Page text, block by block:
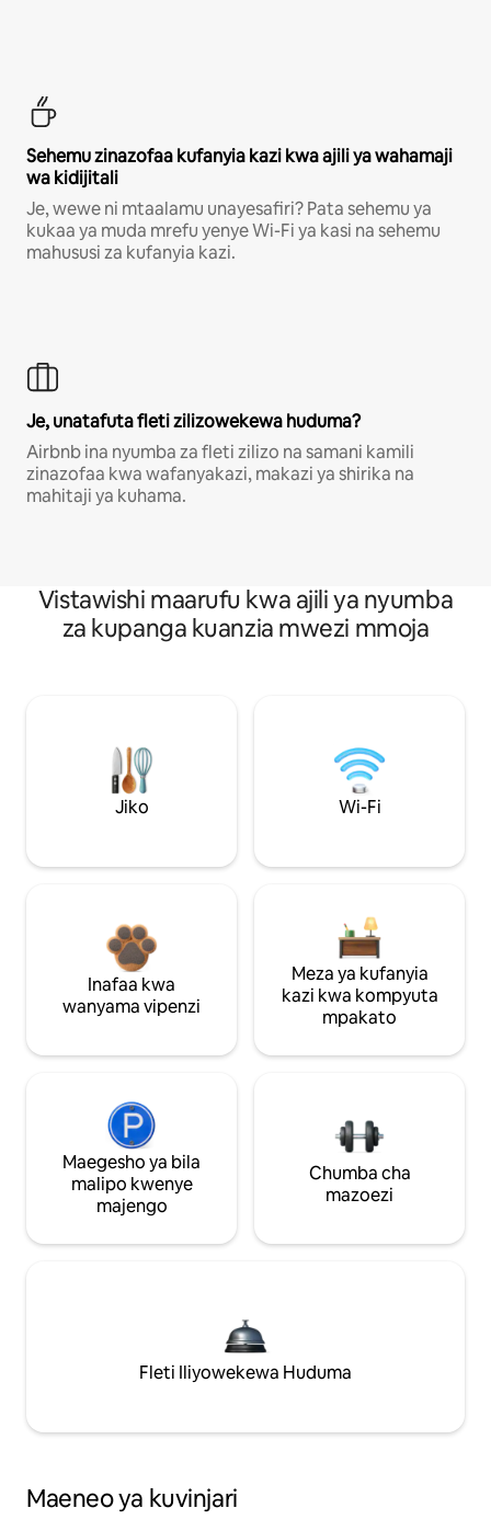
Sehemu zinazofaa kufanyia kazi kwa ajili ya wahamaji
wa kidijitali
Je, wewe ni mtaalamu unayesafiri? Pata sehemu ya
kukaa ya muda mrefu yenye Wi-Fi ya kasi na sehemu
mahususi za kufanyia kazi.
Je, unatafuta fleti zilizowekewa huduma?
Airbnb ina nyumba za fleti zilizo na samani kamili
zinazofaa kwa wafanyakazi, makazi ya shirika na
mahitaji ya kuhama.
Vistawishi maarufu kwa ajili ya nyumba
za kupanga kuanzia mwezi mmoja
Jiko Wi-Fi
Inafaa kwa
wanyama vipenzi
Meza ya kufanyia
kazi kwa kompyuta
mpakato
Maegesho ya bila
malipo kwenye
majengo
Chumba cha
mazoezi
Fleti Iliyowekewa Huduma
Maeneo ya kuvinjari